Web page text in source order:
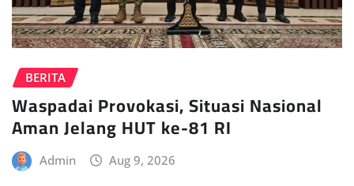
BERITA
Waspadai Provokasi, Situasi Nasional
Aman Jelang HUT ke-81 RI
Admin Aug 9, 2026